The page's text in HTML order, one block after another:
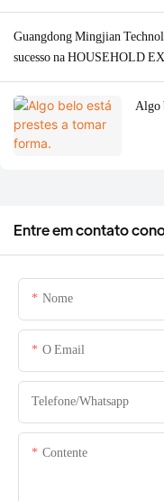
Guangdong Mingjian
sucesso na HOUSEHOLD
Algo
Entre em contato
Nome
O Email
Telefone/whatsapp
Contente